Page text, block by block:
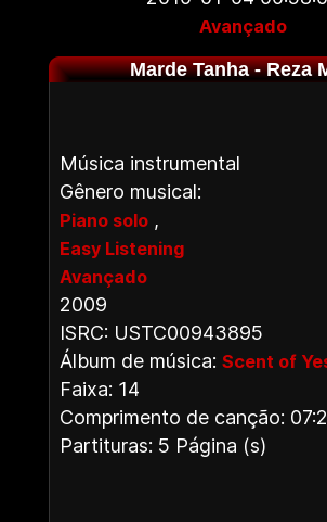
Avançado
Marde Tanha - Reza
Música instrumental
Gênero musical:
Piano solo ,
Easy Listening
Avançado
2009
ISRC: USTC00943895
Álbum de música: Scent of
Faixa: 14
Comprimento de canção:
Partituras: 5 Página (s)